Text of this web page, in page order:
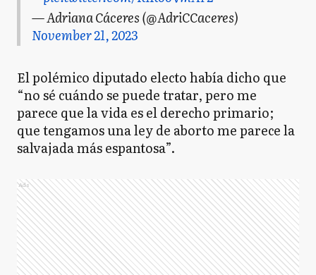
— Adriana Cáceres (@AdriCCaceres)
November 21, 2023
El polémico diputado electo había dicho que
“no sé cuándo se puede tratar, pero me
parece que la vida es el derecho primario;
que tengamos una ley de aborto me parece la
salvajada más espantosa”.
Ads